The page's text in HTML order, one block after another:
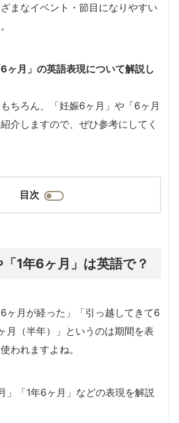
まなイベント・節目になりやすい
ヶ月」の英語表現について解説し
ちろん、「妊娠6ヶ月」や「6ヶ月
介しますので、ぜひ参考にしてく
目次
「1年6ヶ月」は英語で？
6ヶ月が経った」「引っ越してきて6
月（半年）」というのは期間を表
われますよね。
」「1年6ヶ月」などの表現を解説